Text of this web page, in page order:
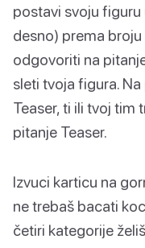
postavi svoju figuru
desno) prema
odgovoriti na
sleti tvoja figura.
Teaser, ti ili tvoj
pitanje Teaser.
Izvuci karticu na
ne trebaš bacati
četiri kategorije